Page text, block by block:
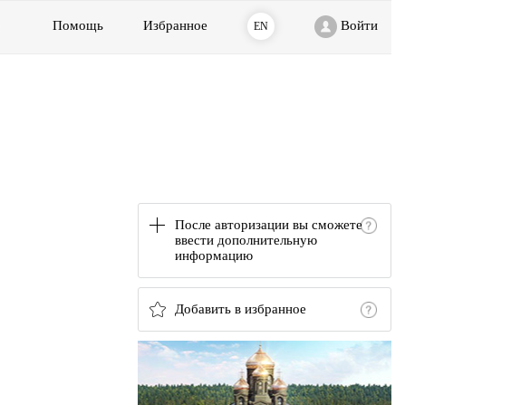
Помощь Избранное EN Войти
После авторизации вы сможете
ввести дополнительную
информацию
Добавить в избранное